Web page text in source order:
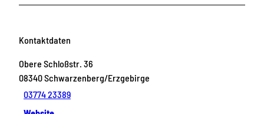
Kontaktdaten
Obere Schloßstr. 36
08340Schwarzenberg/Erzgebirge
03774 23389